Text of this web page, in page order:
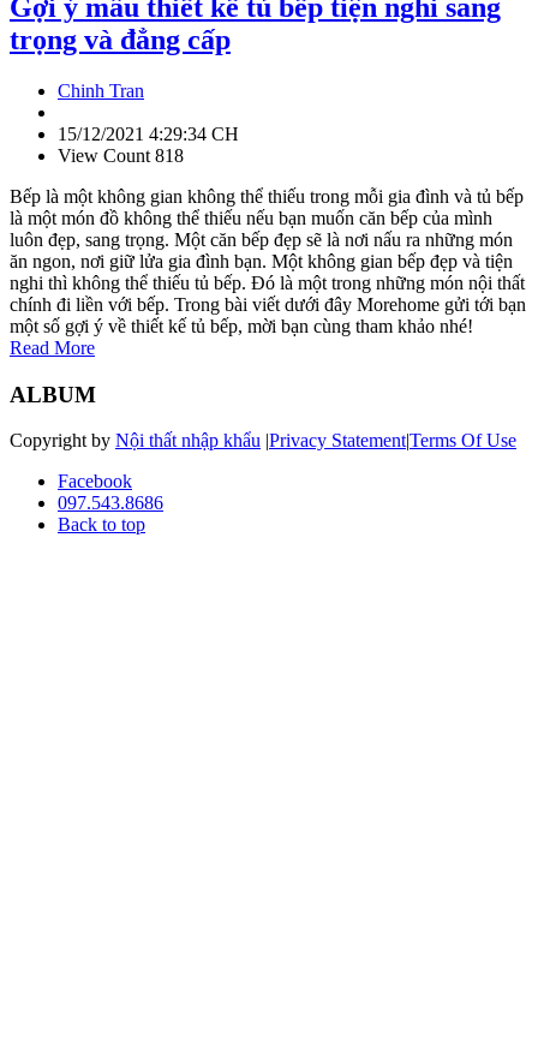
Gợi ý mẫu thiết kế tủ bếp tiện nghi sang
trọng và đẳng cấp
Chinh Tran
15/12/2021 4:29:34 CH
View Count 818
Bếp là một không gian không thể thiếu trong mỗi gia đình và tủ bếp
là một món đồ không thể thiếu nếu bạn muốn căn bếp của mình
luôn đẹp, sang trọng. Một căn bếp đẹp sẽ là nơi nấu ra những món
ăn ngon, nơi giữ lửa gia đình bạn. Một không gian bếp đẹp và tiện
nghi thì không thể thiếu tủ bếp. Đó là một trong những món nội thất
chính đi liền với bếp. Trong bài viết dưới đây Morehome gửi tới bạn
một số gợi ý về thiết kế tủ bếp, mời bạn cùng tham khảo nhé!
Read More
ALBUM
Copyright by Nội thất nhập khẩu |Privacy Statement|Terms Of Use
Facebook
097.543.8686
Back to top